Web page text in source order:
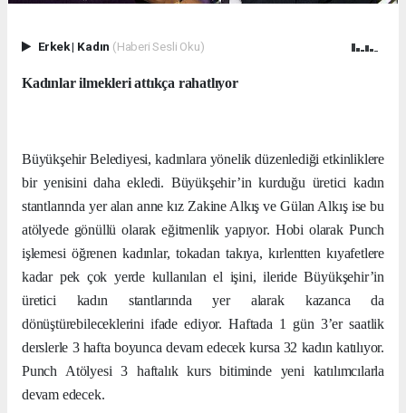
Erkek| Kadın (Haberi Sesli Oku)
Kadınlar ilmekleri attıkça rahatlıyor
Büyükşehir Belediyesi, kadınlara yönelik düzenlediği etkinliklere
bir yenisini daha ekledi. Büyükşehir’in kurduğu üretici kadın
stantlarında yer alan anne kız Zakine Alkış ve Gülan Alkış ise bu
atölyede gönüllü olarak eğitmenlik yapıyor. Hobi olarak Punch
işlemesi öğrenen kadınlar, tokadan takıya, kırlentten kıyafetlere
kadar pek çok yerde kullanılan el işini, ileride Büyükşehir’in
üretici kadın stantlarında yer alarak kazanca da
dönüştürebileceklerini ifade ediyor. Haftada 1 gün 3’er saatlik
derslerle 3 hafta boyunca devam edecek kursa 32 kadın katılıyor.
Punch Atölyesi 3 haftalık kurs bitiminde yeni katılımcılarla
devam edecek.